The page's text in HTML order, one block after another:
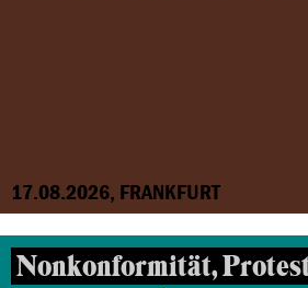
17.08.2026, FRANKFURT
Nonkonformität,